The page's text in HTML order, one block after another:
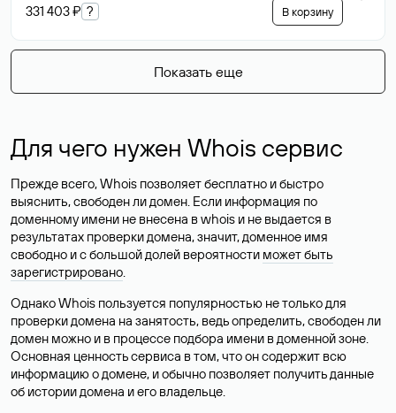
331 403 ₽ ? В корзину
Показать еще
Для чего нужен Whois сервис
Прежде всего, Whois позволяет бесплатно и быстро
выяснить, свободен ли домен. Если информация по
доменному имени не внесена в whois и не выдается в
результатах проверки домена, значит, доменное имя
свободно и с большой долей вероятности может быть
зарегистрировано.
Однако Whois пользуется популярностью не только для
проверки домена на занятость, ведь определить, свободен ли
домен можно и в процессе подбора имени в доменной зоне.
Основная ценность сервиса в том, что он содержит всю
информацию о домене, и обычно позволяет получить данные
об истории домена и его владельце.